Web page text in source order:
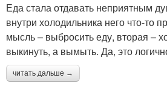
Еда стала отдавать неприятным
внутри холодильника него что-то
мысль – выбросить еду, вторая –
выкинуть, а вымыть. Да, это
читать дальше →